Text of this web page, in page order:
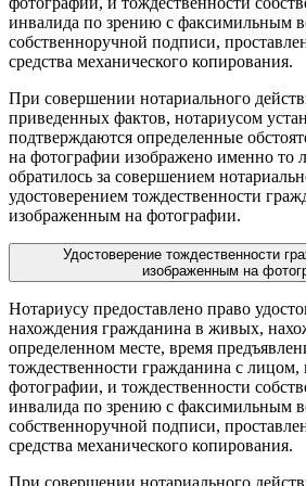
инвалида по зрению с факсимильным
собственноручной подписи,
средства механического копирования.
При совершении нотариального
приведенных фактов, нотариусом
подтверждаются определенные
на фотографии изображено именно то
обратилось за совершением
удостоверением тождественности
изображенным на фотографии.
Удостоверение тождественности
изображенным на
Нотариусу предоставлено право
нахождения гражданина в живых,
определенном месте, время
тождественности гражданина с
фотографии, и тождественности
инвалида по зрению с факсимильным
собственноручной подписи,
средства механического копирования.
При совершении нотариального